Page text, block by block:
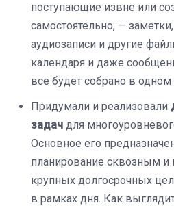
поступающие извне или
самостоятельно, —
аудиозаписи и другие
календаря и даже
все будет собрано в
Придумали и реализовали
задач для
Основное его
планирование сквозным и
крупных долгосрочных
в рамках дня. Как